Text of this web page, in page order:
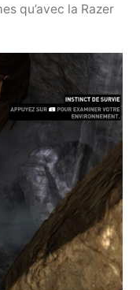
qu’avec la Razer